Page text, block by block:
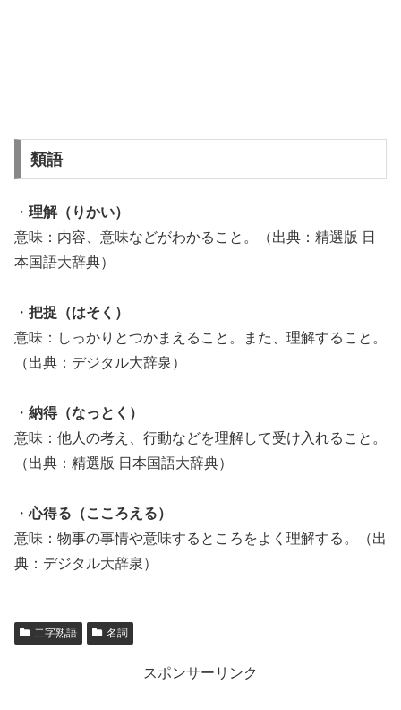
類語
・ 理解（りかい）
意味：内容、意味などがわかること。（出典：精選版 日
本国語大辞典）
・ 把捉（はそく）
意味：しっかりとつかまえること。また、理解すること。
（出典：デジタル大辞泉）
・ 納得（なっとく）
意味：他人の考え、行動などを理解して受け入れること。
（出典：精選版 日本国語大辞典）
・心得る（こころえる）
意味：物事の事情や意味するところをよく理解する。（出
典：デジタル大辞泉）
二字熟語 名詞
スポンサーリンク